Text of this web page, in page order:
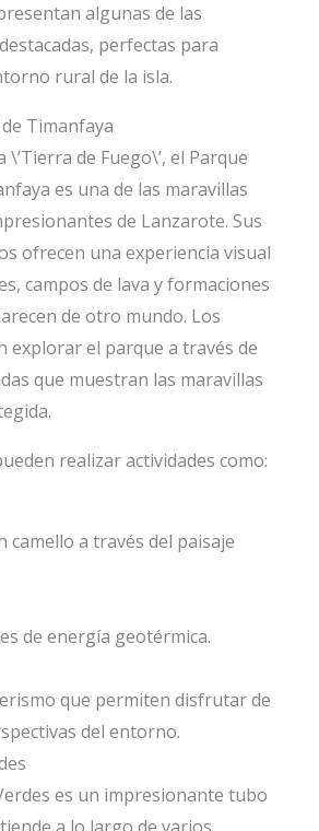
algunas de las
perfectas para
rural de la isla.
Timanfaya
\’Tierra de Fuego\’, el Parque
es una de las maravillas
de Lanzarote. Sus
ofrecen una experiencia visual
campos de lava y formaciones
de otro mundo. Los
explorar el parque a través de
que muestran las maravillas
realizar actividades como:
camello a través del paisaje
de energía geotérmica.
que permiten disfrutar de
del entorno.
es un impresionante tubo